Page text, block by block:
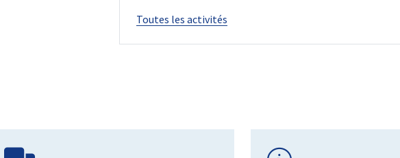
Toutes les activités